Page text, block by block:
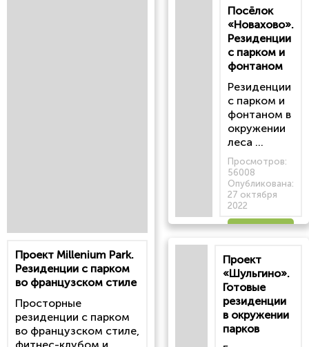
Проект Millenium Park.
Резиденции с парком
во французском стиле
Просторные
резиденции с парком
во французском стиле,
Посёлок
«Новахово».
Резиденции
с парком и
фонтаном
Резиденции
с парком и
фонтаном в
окружении
леса ...
Просмотров:
56008
Опубликована:
27 октября
2022
статью
Проект
«Шульгино».
Готовые
резиденции
в окружении
парков